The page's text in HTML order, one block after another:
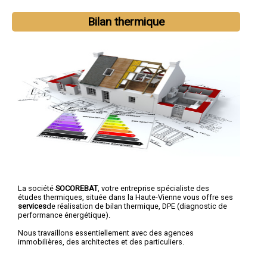
Bilan thermique
La société SOCOREBAT, votre entreprise spécialiste des
études thermiques, située dans la Haute-Vienne vous offre ses
servicesde réalisation de bilan thermique, DPE (diagnostic de
performance énergétique).
Nous travaillons essentiellement avec des agences
immobilières, des architectes et des particuliers.